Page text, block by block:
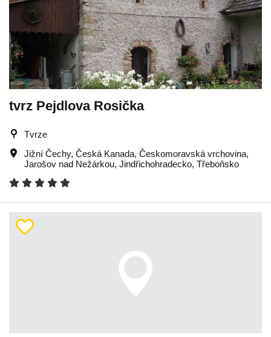
tvrz Pejdlova Rosička
Tvrze
Jižní Čechy, Česká Kanada, Českomoravská vrchovina,
Jarošov nad Nežárkou, Jindřichohradecko, Třeboňsko